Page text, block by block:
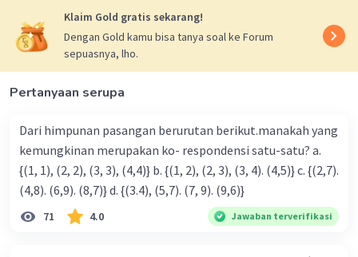
terima kasih
Iklan
Klaim Gold gratis sekarang!
Dengan Gold kamu bisa tanya soal ke Forum
sepuasnya, lho.
Pertanyaan serupa
Dari himpunan pasangan berurutan berikut.manakah yang
kemungkinan merupakan ko- respondensi satu-satu? a.
{(1, 1), (2, 2), (3, 3), (4,4)} b. {(1, 2), (2, 3), (3, 4). (4,5)} c. {(2,7).
(4,8). (6,9). (8,7)} d. {(3.4), (5,7). (7, 9). (9,6)}
71 4.0 Jawaban terverifikasi